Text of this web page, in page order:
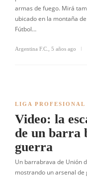
armas de fuego. Mirá
ubicado en la montaña
Fútbol…
Argentina F.C. 5 años ago
LIGA PROFESIONAL
Video: la
de un barra
guerra
Un barrabrava de Unión
mostrando un arsenal de